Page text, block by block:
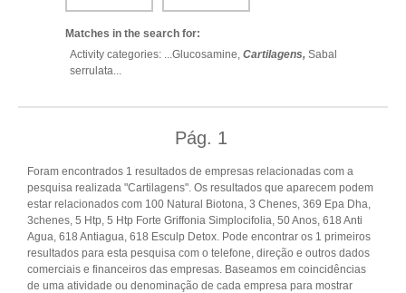
Matches in the search for:
Activity categories: ...Glucosamine, Cartilagens, Sabal
serrulata...
Pág. 1
Foram encontrados 1 resultados de empresas relacionadas com a
pesquisa realizada "Cartilagens". Os resultados que aparecem podem
estar relacionados com 100 Natural Biotona, 3 Chenes, 369 Epa Dha,
3chenes, 5 Htp, 5 Htp Forte Griffonia Simplocifolia, 50 Anos, 618 Anti
Agua, 618 Antiagua, 618 Esculp Detox. Pode encontrar os 1 primeiros
resultados para esta pesquisa com o telefone, direção e outros dados
comerciais e financeiros das empresas. Baseamos em coincidências
de uma atividade ou denominação de cada empresa para mostrar